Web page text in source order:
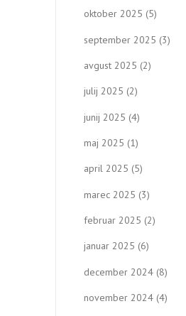
oktober 2025 (5)
september 2025 (3)
avgust 2025 (2)
julij 2025 (2)
junij 2025 (4)
maj 2025 (1)
april 2025 (5)
marec 2025 (3)
februar 2025 (2)
januar 2025 (6)
december 2024 (8)
november 2024 (4)